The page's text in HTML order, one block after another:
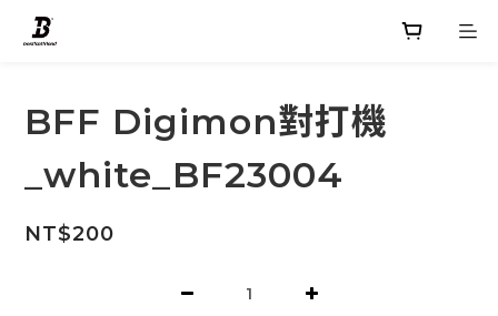
BFF Digimon對打機
_white_BF23004
NT$200